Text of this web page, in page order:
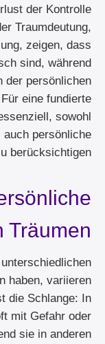
der Kontrolle
Traumdeutung,
zeigen, dass
sind, während
der persönlichen
eine fundierte
sowohl
persönliche
berücksichtigen.
Träumen
haben, variieren
die Schlange: In
mit Gefahr oder
sie in anderen